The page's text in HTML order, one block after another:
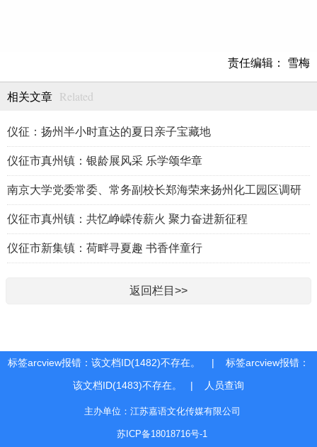
责任编辑： 雪梅
相关文章 Related
仪征：扬州半小时直达的夏日亲子宝藏地
仪征市真州镇：银龄展风采 乐学颂华章
南京大学党委常委、常务副校长郑海荣来扬州化工园区调研
仪征市真州镇：共忆峥嵘传薪火 聚力奋进新征程
仪征市新集镇：荷畔寻夏趣 书香伴童行
返回栏目>>
标签arcview报错：该文档ID(1482)不存在。 | 标签arcview报错：
该文档ID(1483)不存在。 |
人员查询
主办单位：江苏嘉语文化传媒有限公司
苏ICP备18018716号-1